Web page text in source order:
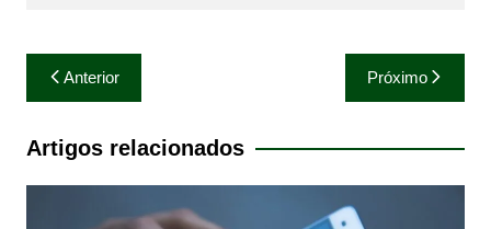
Navegação
de
Post
Anterior Próximo
Artigos relacionados